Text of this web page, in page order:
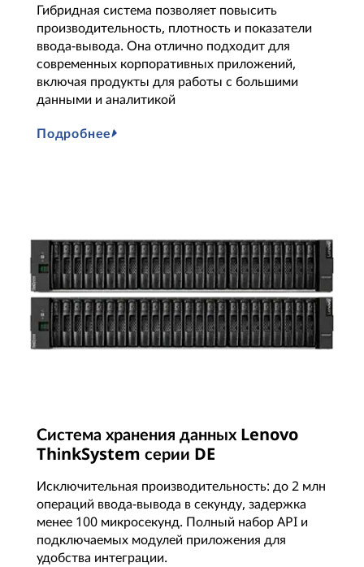
Гибридная система позволяет повысить
производительность, плотность и показатели
ввода-вывода. Она отлично подходит для
современных корпоративных приложений,
включая продукты для работы с большими
данными и аналитикой
Подробнее
Система хранения данных Lenovo
ThinkSystem серии DE
Исключительная производительность: до 2 млн
операций ввода-вывода в секунду, задержка
менее 100 микросекунд. Полный набор API и
подключаемых модулей приложения для
удобства интеграции.